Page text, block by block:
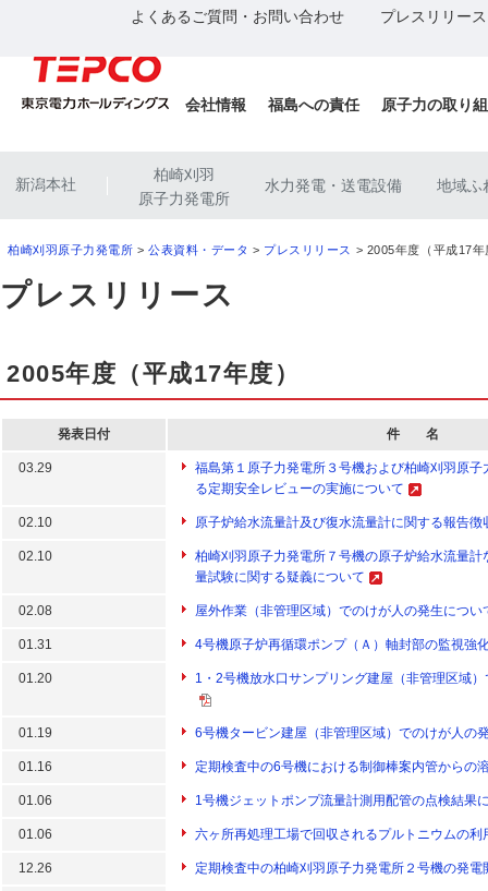
よくあるご質問・お問い合わせ プレスリリー
会社情報 福島への責任 原子力の取り
新潟本社
柏崎刈羽
原子力発電所
水力発電・送電設備 地域ふ
柏崎刈羽原子力発電所 >公表資料・データ > プレスリリース > 2005年度（平成17年
プレスリリース
2005年度（平成17年度）
発表日付 件 名
03.29
福島第１原子力発電所３号機および柏崎刈羽原
る定期安全レビューの実施について
02.10 原子炉給水流量計及び復水流量計に関する報告徴
02.10
柏崎刈羽原子力発電所７号機の原子炉給水流量
量試験に関する疑義について
02.08 屋外作業（非管理区域）でのけが人の発生につい
01.31 4号機原子炉再循環ポンプ（Ａ）軸封部の監視強
01.20 1・2号機放水口サンプリング建屋（非管理区域
01.19 6号機タービン建屋（非管理区域）でのけが人の
01.16 定期検査中の6号機における制御棒案内管からの
01.06 1号機ジェットポンプ流量計測用配管の点検結果
01.06 六ヶ所再処理工場で回収されるプルトニウムの利
12.26 定期検査中の柏崎刈羽原子力発電所２号機の発電